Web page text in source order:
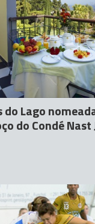
do Lago
do Condé Nast